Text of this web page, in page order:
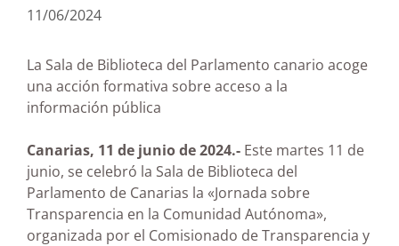
11/06/2024
La Sala de Biblioteca del Parlamento canario acoge
una acción formativa sobre acceso a la
información pública
Canarias, 11 de junio de 2024.- Este martes 11 de
junio, se celebró la Sala de Biblioteca del
Parlamento de Canarias la «Jornada sobre
Transparencia en la Comunidad Autónoma»,
organizada por el Comisionado de Transparencia y